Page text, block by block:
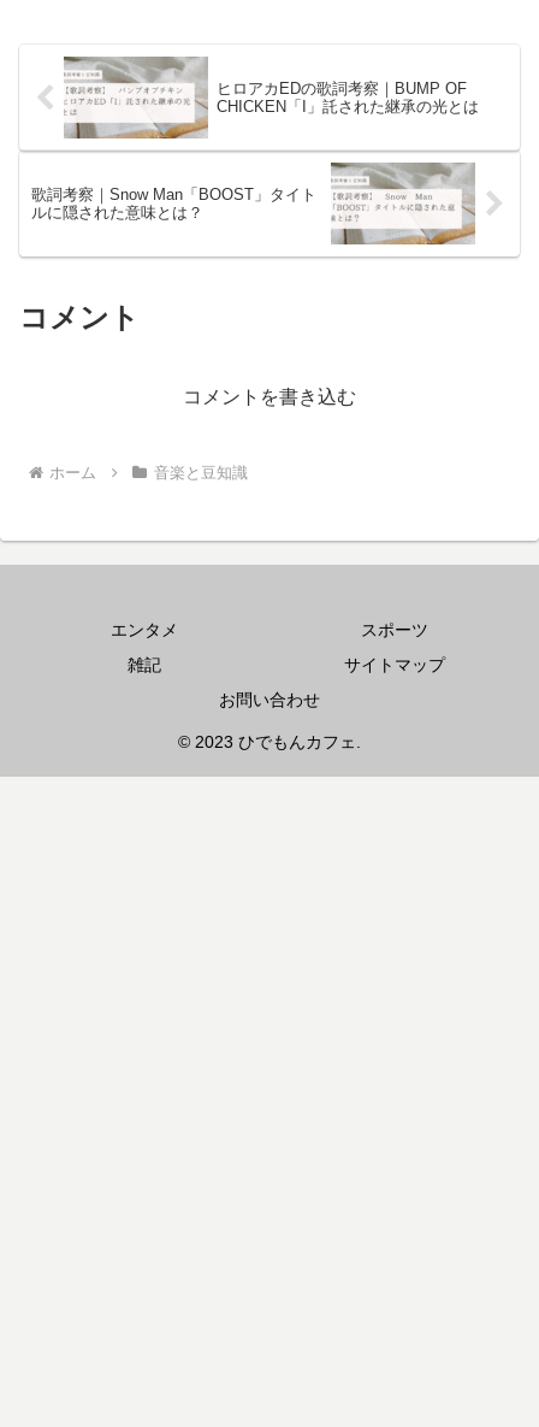
ヒロアカEDの歌詞考察｜BUMP OF
CHICKEN「I」託された継承の光とは
歌詞考察｜Snow Man「BOOST」タイト
ルに隠された意味とは？
コメント
コメントを書き込む
ホーム 音楽と豆知識
エンタメ
スポーツ
雑記
サイトマップ
お問い合わせ
© 2023 ひでもんカフェ.